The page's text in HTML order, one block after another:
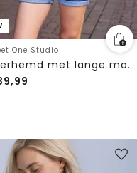
One Studio
Overhemd met lange mouwen in effen kleur